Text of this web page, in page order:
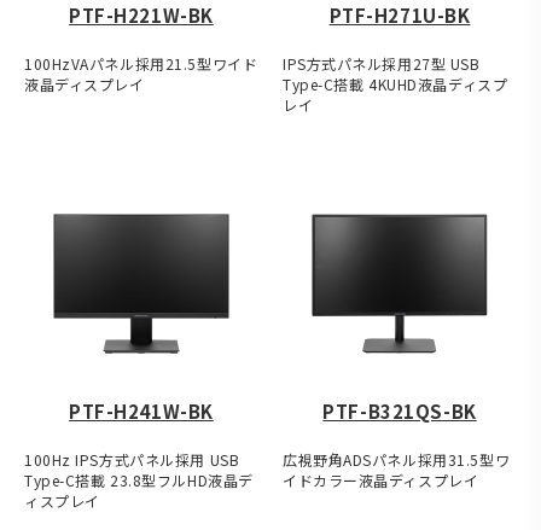
PTF-H221W-BK
100HzVAパネル採用21.5型ワイド
液晶ディスプレイ
PTF-H271U-BK
IPS方式パネル採用27型 USB
Type-C搭載 4KUHD液晶ディスプ
レイ
PTF-H241W-BK
100Hz IPS方式パネル採用 USB
Type-C搭載 23.8型フルHD液晶デ
ィスプレイ
PTF-B321QS-BK
広視野角ADSパネル採用31.5型ワ
イドカラー液晶ディスプレイ